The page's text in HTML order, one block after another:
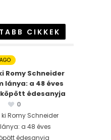
CIKKEK
Romy Schneider
lánya: a 48 éves
édesanyja
0
ki Romy Schneider
a 48 éves
édesanyja